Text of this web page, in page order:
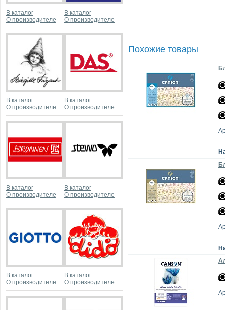
В каталог
О производителе
В каталог
О производителе
В каталог
О производителе
В каталог
О производителе
В каталог
О производителе
В каталог
О производителе
В каталог
О производителе
В каталог
О производителе
Похожие товары